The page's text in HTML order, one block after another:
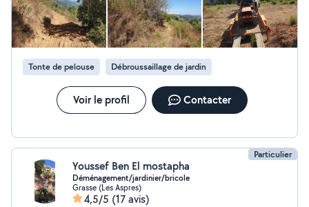
Tonte de pelouse Débroussaillage de jardin
Voir le profil Contacter
Particulier
Youssef Ben El mostapha
Déménagement/jardinier/bricole
Grasse (Les Aspres)
4,5/5 (17 avis)